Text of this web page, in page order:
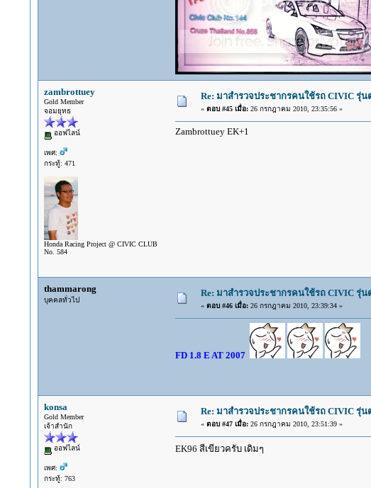
zambrottuey
Gold Member
จอมยุทธ
ออฟไลน์
เพศ:
กระทู้: 471
Honda Racing Project @ CIVIC CLUB
No. 584
Re: มาสำรวจประชากรคนใช้รถ CIVIC รุ่น
« ตอบ #45 เมื่อ:26 กรกฎาคม 2010, 23:35:56 »
Zambrottuey EK+1
thammarong
บุคคลทั่วไป
Re: มาสำรวจประชากรคนใช้รถ CIVIC รุ่น
« ตอบ #46 เมื่อ:26 กรกฎาคม 2010, 23:39:34 »
FD 1.8 E AT 2007
konsa
Gold Member
เจ้าสำนัก
ออฟไลน์
เพศ:
กระทู้: 763
Re: มาสำรวจประชากรคนใช้รถ CIVIC รุ่น
« ตอบ #47 เมื่อ:26 กรกฎาคม 2010, 23:51:39 »
EK96 สีเขียวครับ เดิมๆ